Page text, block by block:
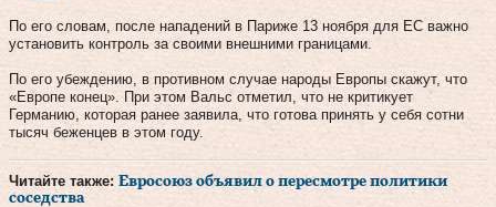
По его словам, после нападений в Париже 13 ноября для ЕС важно
установить контроль за своими внешними границами.
По его убеждению, в противном случае народы Европы скажут, что
«Европе конец». При этом Вальс отметил, что не критикует
Германию, которая ранее заявила, что готова принять у себя сотни
тысяч беженцев в этом году.
Читайте также: Евросоюз объявил о пересмотре политики
соседства